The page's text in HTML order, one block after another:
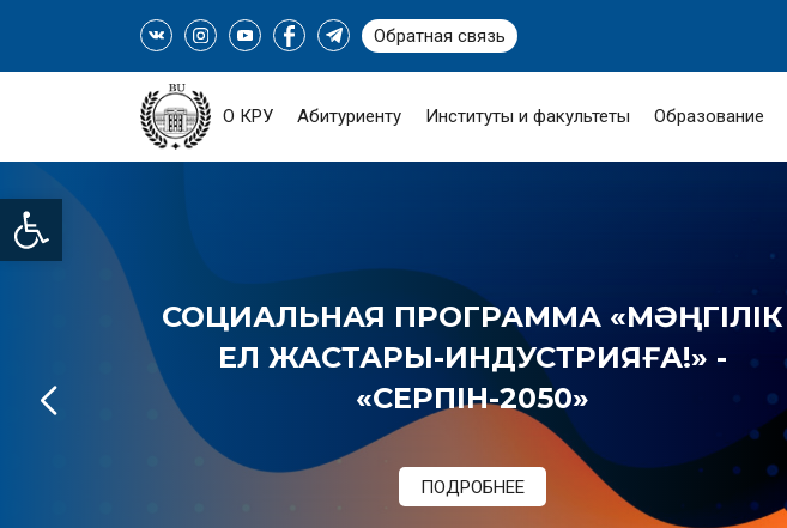
Open toolbar
Обратная связь
О КРУ Абитуриенту Институты и факультеты Образование
СОЦИАЛЬНАЯ ПРОГРАММА «МӘҢГІЛІК
ЕЛ ЖАСТАРЫ-ИНДУСТРИЯҒА!» -
«СЕРПІН-2050»
ПОДРОБНЕЕ